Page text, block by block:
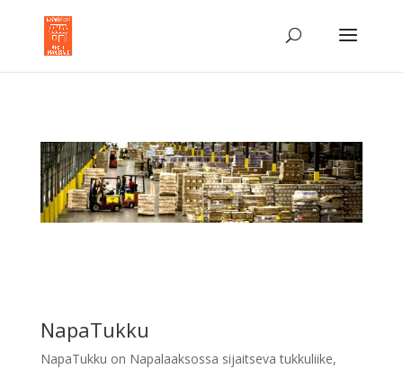
NapaTukku
NapaTukku on Napalaaksossa sijaitseva tukkuliike,